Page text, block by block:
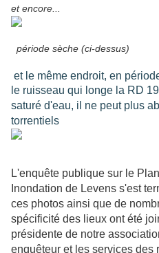
et encore...
période sèche (ci-dessus)
et le même endroit, en
le ruisseau qui longe la RD
saturé d'eau, il ne peut plus
torrentiels
L'enquête publique sur le
Inondation de Levens s'est
ces photos ainsi que de
spécificité des lieux ont été
présidente de notre
enquêteur et les services des